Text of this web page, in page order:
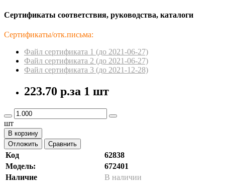
Сертификаты соответствия, руководства, каталоги
Сертификаты/отк.письма:
Файл сертификата 1 (до 2021-06-27)
Файл сертификата 2 (до 2021-06-27)
Файл сертификата 3 (до 2021-12-28)
223.70 р.за 1 шт
шт
В корзину
Отложить
Сравнить
Код
62838
Модель:
672401
Наличие
В наличии